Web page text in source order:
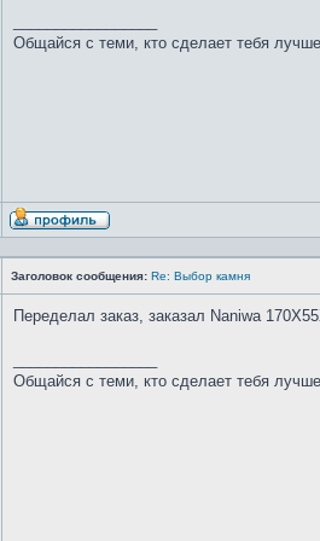
Общайся с теми, кто сделает тебя
Заголовок сообщения: Re: Выбор камня
Переделал заказ, заказал Naniwa
Общайся с теми, кто сделает тебя